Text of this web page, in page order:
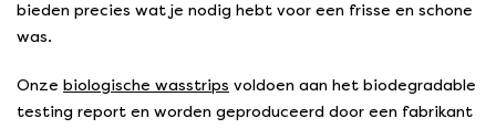
bieden precies wat je nodig hebt voor een frisse en schone
was.
Onze biologische wasstrips voldoen aan het biodegradable
testing report en worden geproduceerd door een fabrikant